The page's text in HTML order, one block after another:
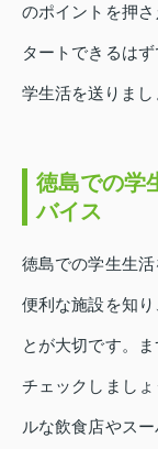
のポイントを押
タートできるは
学生活を送りまし
徳島での学
バイス
徳島での学生生
便利な施設を知
とが大切です。
チェックしまし
ルな飲食店やス